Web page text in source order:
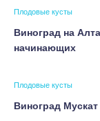
Плодовые кусты
Виноград на
начинающих
Плодовые кусты
Виноград